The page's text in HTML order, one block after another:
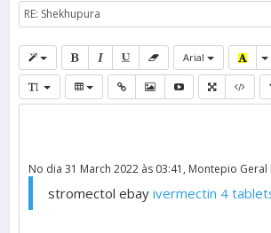
Arial
No dia 31 March 2022 às 03:41, Montepio Geral
stromectol ebay ivermectin 4